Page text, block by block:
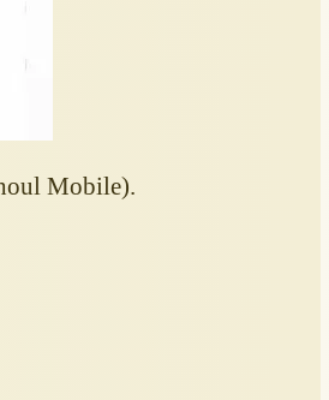
Mobile).